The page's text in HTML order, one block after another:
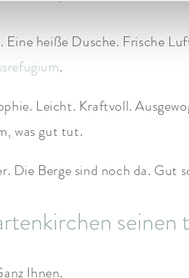
heiße Dusche. Frische
.
Leicht. Kraftvoll.
was gut tut.
Die Berge sind noch da. Gut
seinen
Ihnen.